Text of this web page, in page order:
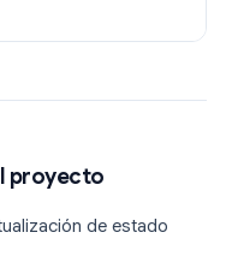
proyecto
de estado